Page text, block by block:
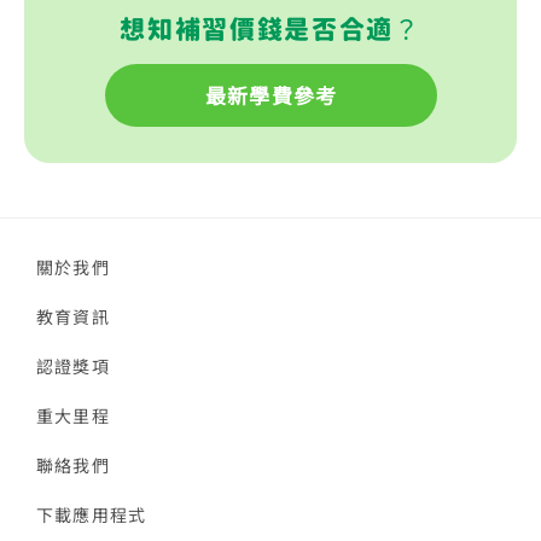
想知補習價錢是否合適？
最新學費參考
關於我們
教育資訊
認證獎項
重大里程
聯絡我們
下載應用程式